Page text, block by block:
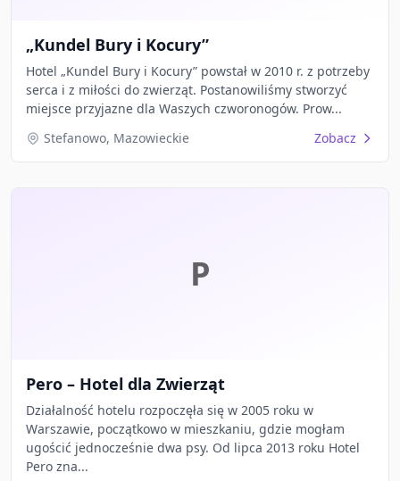
„Kundel Bury i Kocury”
Hotel „Kundel Bury i Kocury” powstał w 2010 r. z potrzeby
serca i z miłości do zwierząt. Postanowiliśmy stworzyć
miejsce przyjazne dla Waszych czworonogów. Prow...
Stefanowo, Mazowieckie
Zobacz
P
Pero – Hotel dla Zwierząt
Działalność hotelu rozpoczęła się w 2005 roku w
Warszawie, początkowo w mieszkaniu, gdzie mogłam
ugościć jednocześnie dwa psy. Od lipca 2013 roku Hotel
Pero zna...